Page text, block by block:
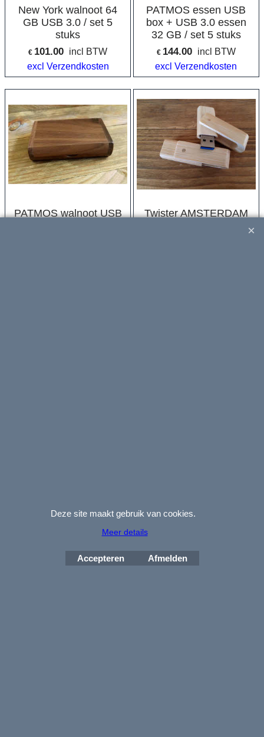
New York walnoot 64
GB USB 3.0 / set 5
stuks
€ 101.00 incl BTW
excl Verzendkosten
PATMOS essen USB
box + USB 3.0 essen
32 GB / set 5 stuks
€ 144.00 incl BTW
excl Verzendkosten
PATMOS walnoot USB
Twister AMSTERDAM
Deze site maakt gebruik van cookies.
Meer details
Accepteren Afmelden